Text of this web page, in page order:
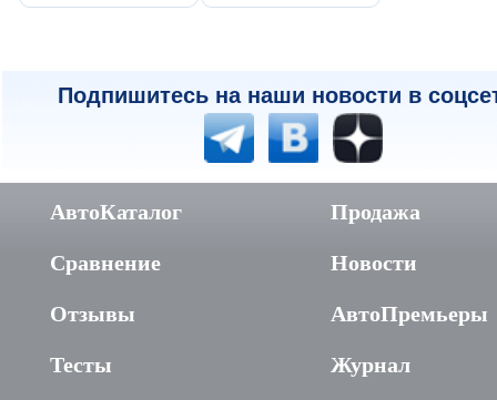
Подпишитесь на наши новости в
АвтоКаталог
Сравнение
Отзывы
Тесты
Продажа
Новости
АвтоПремьеры
Журнал